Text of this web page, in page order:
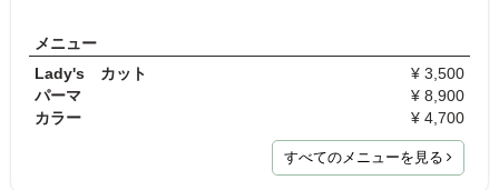
メニュー
Lady's カット
¥ 3,500
パーマ
¥ 8,900
カラー
¥ 4,700
すべてのメニューを見る